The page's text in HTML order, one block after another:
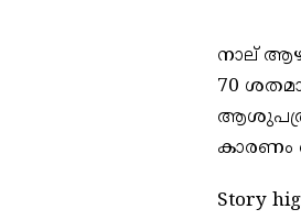
നാല്
70
കാരണം
Story